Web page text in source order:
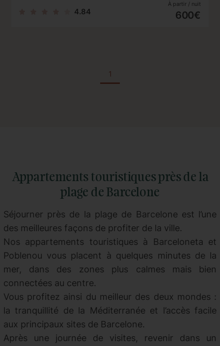
4.84
À partir / nuit
600€
1
Appartements touristiques près de la
plage de Barcelone
Séjourner près de la plage de Barcelone est l’une
des meilleures façons de profiter de la ville.
Nos appartements touristiques à Barceloneta et
Poblenou vous placent à quelques minutes de la
mer, dans des zones plus calmes mais bien
connectées au centre.
Vous profitez ainsi du meilleur des deux mondes :
la tranquillité de la Méditerranée et l’accès facile
aux principaux sites de Barcelone.
Après une journée de visites, revenir dans un